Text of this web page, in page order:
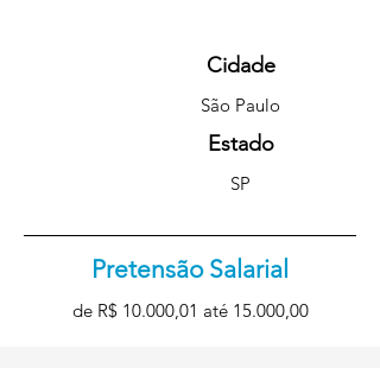
Cidade
São Paulo
Estado
SP
Pretensão Salarial
de R$ 10.000,01 até 15.000,00